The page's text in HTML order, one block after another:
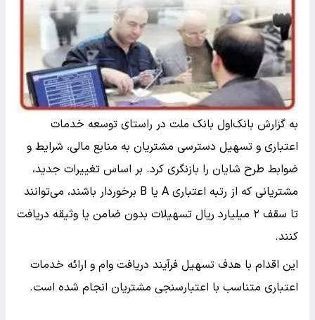
به گزارش بانک‌اول بانک ملت در راستای توسعه خدمات
اعتباری و تسهیل دسترسی مشتریان به منابع مالی، شرایط و
ضوابط طرح شایان را بازنگری کرد. بر اساس تغییرات جدید،
مشتریانی که از رتبه اعتباری A یا B برخوردار باشند، می‌توانند
تا سقف ۲ میلیارد ریال تسهیلات بدون ضامن یا وثیقه دریافت
کنند.
این اقدام با هدف تسهیل فرآیند دریافت وام و ارائه خدمات
اعتباری متناسب با اعتبارسنجی مشتریان انجام شده است.